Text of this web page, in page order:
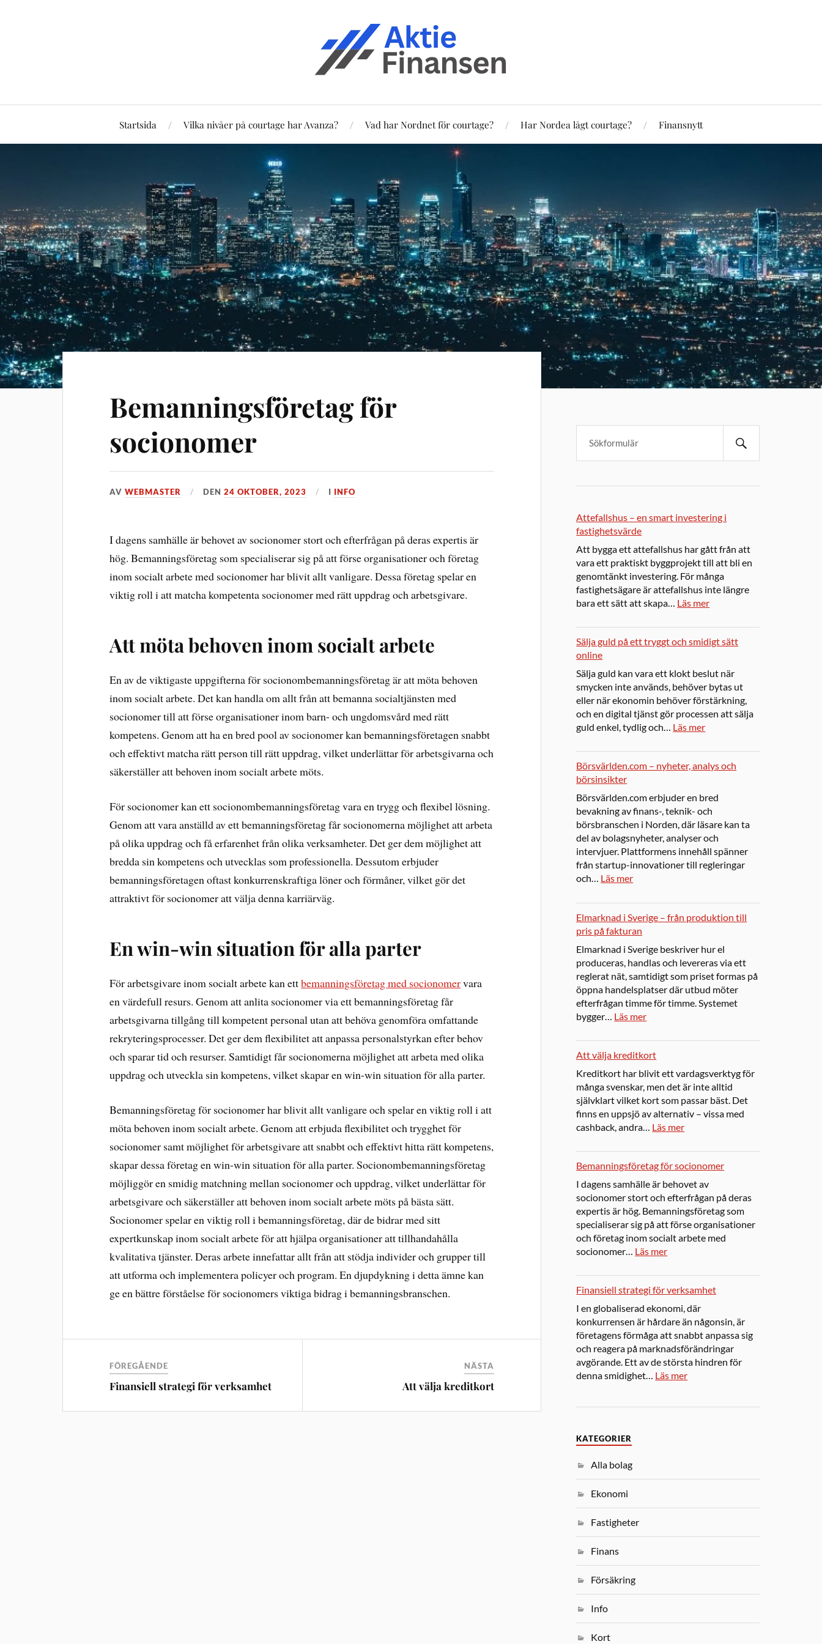
Startsida Vilka nivåer på courtage har Avanza? Vad har Nordnet för courtage? Har Nordea lågt courtage? Finansnytt
Bemanningsföretag för
socionomer
AVWEBMASTER DEN24 OKTOBER, 2023 I INFO
I dagens samhälle är behovet av socionomer stort och efterfrågan på deras expertis är
hög. Bemanningsföretag som specialiserar sig på att förse organisationer och företag
inom socialt arbete med socionomer har blivit allt vanligare. Dessa företag spelar en
viktig roll i att matcha kompetenta socionomer med rätt uppdrag och arbetsgivare.
Att möta behoven inom socialt arbete
En av de viktigaste uppgifterna för socionombemanningsföretag är att möta behoven
inom socialt arbete. Det kan handla om allt från att bemanna socialtjänsten med
socionomer till att förse organisationer inom barn- och ungdomsvård med rätt
kompetens. Genom att ha en bred pool av socionomer kan bemanningsföretagen snabbt
och effektivt matcha rätt person till rätt uppdrag, vilket underlättar för arbetsgivarna och
säkerställer att behoven inom socialt arbete möts.
För socionomer kan ett socionombemanningsföretag vara en trygg och flexibel lösning.
Genom att vara anställd av ett bemanningsföretag får socionomerna möjlighet att arbeta
på olika uppdrag och få erfarenhet från olika verksamheter. Det ger dem möjlighet att
bredda sin kompetens och utvecklas som professionella. Dessutom erbjuder
bemanningsföretagen oftast konkurrenskraftiga löner och förmåner, vilket gör det
attraktivt för socionomer att välja denna karriärväg.
En win-win situation för alla parter
För arbetsgivare inom socialt arbete kan ettbemanningsföretag med socionomervara
en värdefull resurs. Genom att anlita socionomer via ett bemanningsföretag får
arbetsgivarna tillgång till kompetent personal utan att behöva genomföra omfattande
rekryteringsprocesser. Det ger dem flexibilitet att anpassa personalstyrkan efter behov
och sparar tid och resurser. Samtidigt får socionomerna möjlighet att arbeta med olika
uppdrag och utveckla sin kompetens, vilket skapar en win-win situation för alla parter.
Bemanningsföretag för socionomer har blivit allt vanligare och spelar en viktig roll i att
möta behoven inom socialt arbete. Genom att erbjuda flexibilitet och trygghet för
socionomer samt möjlighet för arbetsgivare att snabbt och effektivt hitta rätt kompetens,
skapar dessa företag en win-win situation för alla parter. Socionombemanningsföretag
möjliggör en smidig matchning mellan socionomer och uppdrag, vilket underlättar för
arbetsgivare och säkerställer att behoven inom socialt arbete möts på bästa sätt.
Socionomer spelar en viktig roll i bemanningsföretag, där de bidrar med sitt
expertkunskap inom socialt arbete för att hjälpa organisationer att tillhandahålla
kvalitativa tjänster. Deras arbete innefattar allt från att stödja individer och grupper till
att utforma och implementera policyer och program. En djupdykning i detta ämne kan
ge en bättre förståelse för socionomers viktiga bidrag i bemanningsbranschen.
FÖREGÅENDE
Finansiell strategi för verksamhet
NÄSTA
Att välja kreditkort
Attefallshus – en smart investering i
fastighetsvärde
Att bygga ett attefallshus har gått från att
vara ett praktiskt byggprojekt till att bli en
genomtänkt investering. För många
fastighetsägare är attefallshus inte längre
bara ett sätt att skapa… Läs mer
Sälja guld på ett tryggt och smidigt sätt
online
Sälja guld kan vara ett klokt beslut när
smycken inte används, behöver bytas ut
eller när ekonomin behöver förstärkning,
och en digital tjänst gör processen att sälja
guld enkel, tydlig och… Läs mer
Börsvärlden.com – nyheter, analys och
börsinsikter
Börsvärlden.com erbjuder en bred
bevakning av finans-, teknik- och
börsbranschen i Norden, där läsare kan ta
del av bolagsnyheter, analyser och
intervjuer. Plattformens innehåll spänner
från startup-innovationer till regleringar
och… Läs mer
Elmarknad i Sverige – från produktion till
pris på fakturan
Elmarknad i Sverige beskriver hur el
produceras, handlas och levereras via ett
reglerat nät, samtidigt som priset formas på
öppna handelsplatser där utbud möter
efterfrågan timme för timme. Systemet
bygger… Läs mer
Att välja kreditkort
Kreditkort har blivit ett vardagsverktyg för
många svenskar, men det är inte alltid
självklart vilket kort som passar bäst. Det
finns en uppsjö av alternativ – vissa med
cashback, andra… Läs mer
Bemanningsföretag för socionomer
I dagens samhälle är behovet av
socionomer stort och efterfrågan på deras
expertis är hög. Bemanningsföretag som
specialiserar sig på att förse organisationer
och företag inom socialt arbete med
socionomer… Läs mer
Finansiell strategi för verksamhet
I en globaliserad ekonomi, där
konkurrensen är hårdare än någonsin, är
företagens förmåga att snabbt anpassa sig
och reagera på marknadsförändringar
avgörande. Ett av de största hindren för
denna smidighet… Läs mer
KATEGORIER
Alla bolag
Ekonomi
Fastigheter
Finans
Försäkring
Info
Kort